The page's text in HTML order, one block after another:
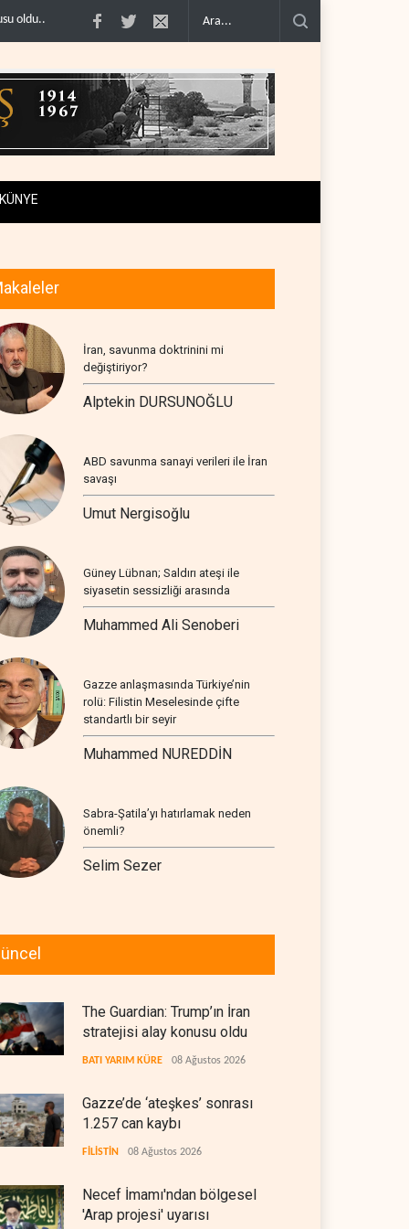
ABD’nin onlarca savaş uçağı da yetmedi: Hürmüz’de .. Necef İmamı'ndan
KÜNYE
İran, savunma doktrinini mi
değiştiriyor?
Alptekin DURSUNOĞLU
ABD savunma sanayi verileri ile İran
savaşı
Umut Nergisoğlu
Güney Lübnan; Saldırı ateşi ile
siyasetin sessizliği arasında
Muhammed Ali Senoberi
Gazze anlaşmasında Türkiye’nin
rolü: Filistin Meselesinde çifte
standartlı bir seyir
Muhammed NUREDDİN
Sabra-Şatila’yı hatırlamak neden
önemli?
Selim Sezer
The Guardian: Trump’ın İran
stratejisi alay konusu oldu
BATI YARIM KÜRE 08 Ağustos 2026
Gazze’de ‘ateşkes’ sonrası
1.257 can kaybı
FİLİSTİN 08 Ağustos 2026
Necef İmamı'ndan bölgesel
'Arap projesi' uyarısı